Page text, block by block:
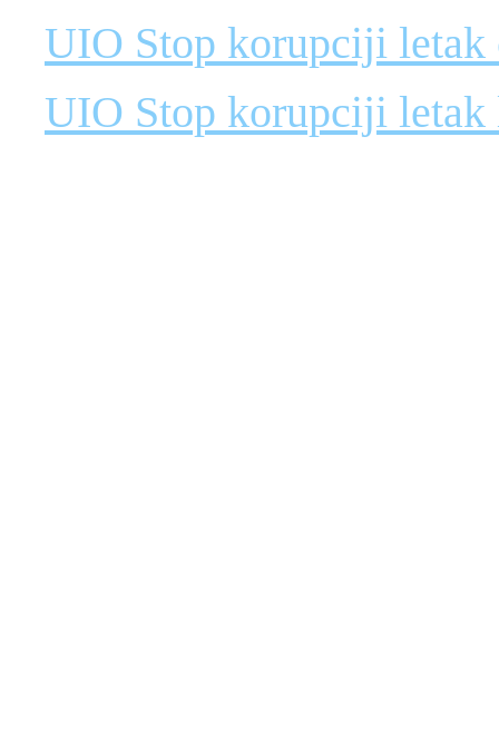
UIO Stop korupciji
UIO Stop korupciji letak